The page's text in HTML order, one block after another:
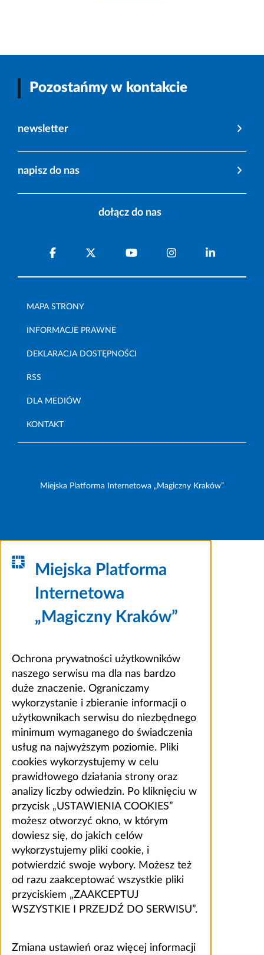
Pozostańmy w kontakcie
newsletter
napisz do nas
dołącz do nas
MAPA STRONY
INFORMACJE PRAWNE
DEKLARACJA DOSTĘPNOŚCI
RSS
DLA MEDIÓW
KONTAKT
Miejska Platforma Internetowa „Magiczny Kraków”
Miejska Platforma
Internetowa
„Magiczny Kraków”
Ochrona prywatności użytkowników
naszego serwisu ma dla nas bardzo
duże znaczenie. Ograniczamy
wykorzystanie i zbieranie informacji o
użytkownikach serwisu do niezbędnego
minimum wymaganego do świadczenia
usług na najwyższym poziomie. Pliki
cookies wykorzystujemy w celu
prawidłowego działania strony oraz
analizy liczby odwiedzin. Po kliknięciu w
przycisk „USTAWIENIA COOKIES”
możesz otworzyć okno, w którym
dowiesz się, do jakich celów
wykorzystujemy pliki cookie, i
potwierdzić swoje wybory. Możesz też
od razu zaakceptować wszystkie pliki
przyciskiem „ZAAKCEPTUJ
WSZYSTKIE I PRZEJDŹ DO SERWISU”.
Zmiana ustawień oraz więcej informacji